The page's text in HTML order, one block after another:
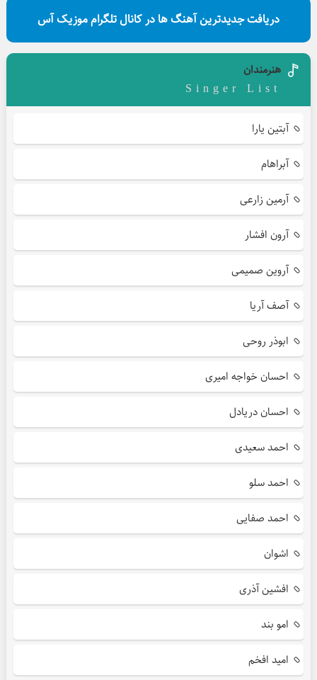
دریافت جدیدترین آهنگ ها در کانال تلگرام موزیک آس
هنرمندان
Singer List
آبتین یارا
آبراهام
آرمین زارعی
آرون افشار
آروین صمیمی
آصف آریا
ابوذر روحی
احسان خواجه امیری
احسان دریادل
احمد سعیدی
احمد سلو
احمد صفایی
اشوان
افشین آذری
امو بند
امید افخم